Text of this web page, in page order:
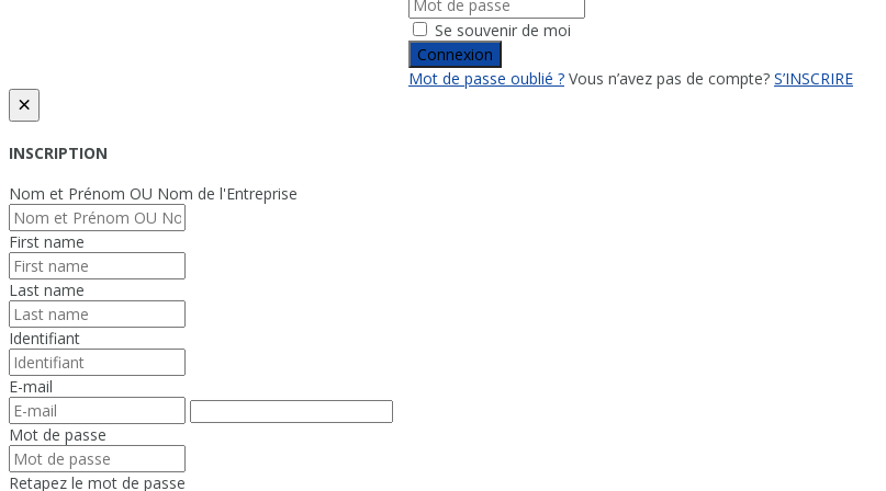
Se souvenir de moi
Connexion
Mot de passe oublié ? Vous n’avez pas de compte? S’INSCRIRE
×
INSCRIPTION
Nom et Prénom OU Nom de l'Entreprise
First name
Last name
Identifiant
E-mail
Mot de passe
Retapez le mot de passe